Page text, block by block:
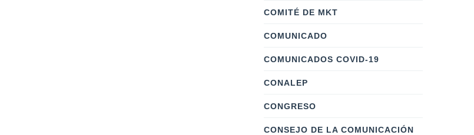
COMITÉ DE MKT
COMUNICADO
COMUNICADOS COVID-19
CONALEP
CONGRESO
CONSEJO DE LA COMUNICACIÓN